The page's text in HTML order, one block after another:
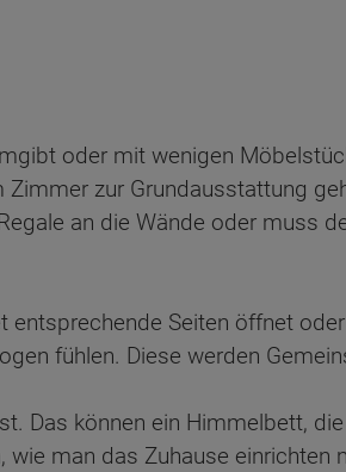
oder mit wenigen
zur Grundausstattung
an die Wände oder muss
Seiten öffnet
fühlen. Diese werden
Das können ein Himmelbett,
man das Zuhause einrichten